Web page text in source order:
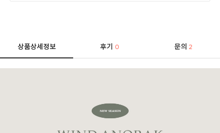
상품상세정보 후기0 문의 2